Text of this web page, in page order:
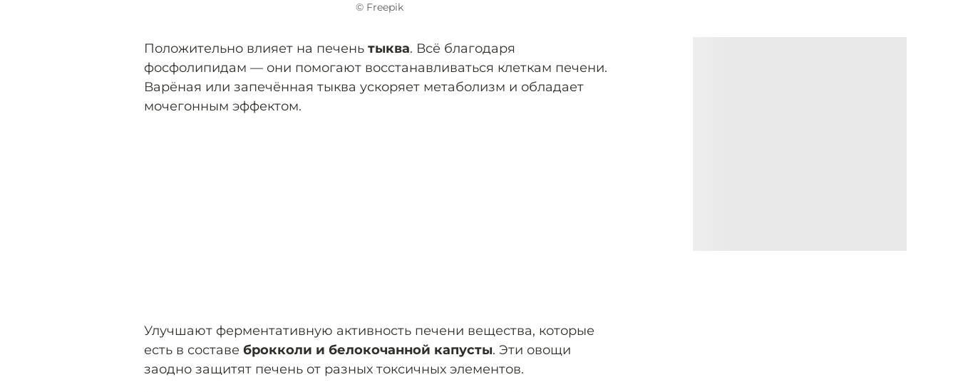
© Freepik
Положительно влияет на печень тыква. Всё благодаря
фосфолипидам — они помогают восстанавливаться клеткам печени.
Варёная или запечённая тыква ускоряет метаболизм и обладает
мочегонным эффектом.
Улучшают ферментативную активность печени вещества, которые
есть в составе брокколи и белокочанной капусты. Эти овощи
заодно защитят печень от разных токсичных элементов.